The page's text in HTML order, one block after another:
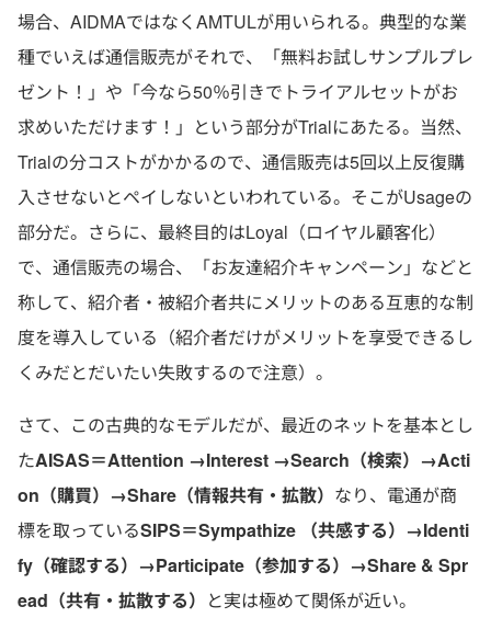
場合、AIDMAではなくAMTULが用いられる。典型的な業
種でいえば通信販売がそれで、「無料お試しサンプルプレ
ゼント！」や「今なら50％引きでトライアルセットがお
求めいただけます！」という部分がTrialにあたる。当然、
Trialの分コストがかかるので、通信販売は5回以上反復購
入させないとペイしないといわれている。そこがUsageの
部分だ。さらに、最終目的はLoyal（ロイヤル顧客化）
で、通信販売の場合、「お友達紹介キャンペーン」などと
称して、紹介者・被紹介者共にメリットのある互恵的な制
度を導入している（紹介者だけがメリットを享受できるし
くみだとだいたい失敗するので注意）。
さて、この古典的なモデルだが、最近のネットを基本とし
たAISAS＝Attention →Interest →Search（検索）→Acti
on（購買）→Share（情報共有・拡散） なり、電通が商
標を取っているSIPS＝Sympathize （共感する）→Identi
fy（確認する）→Participate（参加する）→Share & Spr
ead（共有・拡散する） と実は極めて関係が近い。